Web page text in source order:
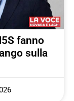
fanno
sulla